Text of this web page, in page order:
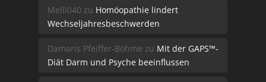
Melli040 zu Homöopathie lindert
Wechseljahresbeschwerden
Damaris Pfeiffer-Böhme zu Mit der GAPS™-
Diät Darm und Psyche beeinflussen